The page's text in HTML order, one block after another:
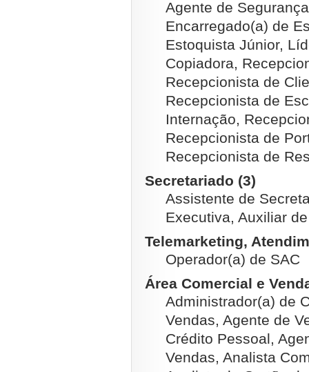
Agente de
Encarregado(a) de
Estoquista Júnior,
Copiadora,
Recepcionista de
Recepcionista de
Internação,
Recepcionista de
Recepcionista de
Secretariado (3)
Assistente de
Executiva, Auxiliar
Telemarketing,
Operador(a) de SAC
Área Comercial e
Administrador(a) de
Vendas, Agente de
Crédito Pessoal,
Vendas, Analista